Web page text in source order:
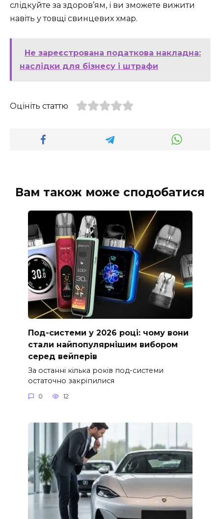
слідкуйте за здоров’ям, і ви зможете вижити
навіть у товщі свинцевих хмар.
Не зареєстрована податкова накладна:
наслідки для бізнесу і штрафи
Оцініть статтю
Вам також може сподобатися
Под-системи у 2026 році: чому вони
стали найпопулярнішим вибором
серед вейперів
За останні кілька років под-системи
остаточно закріпилися
0 12